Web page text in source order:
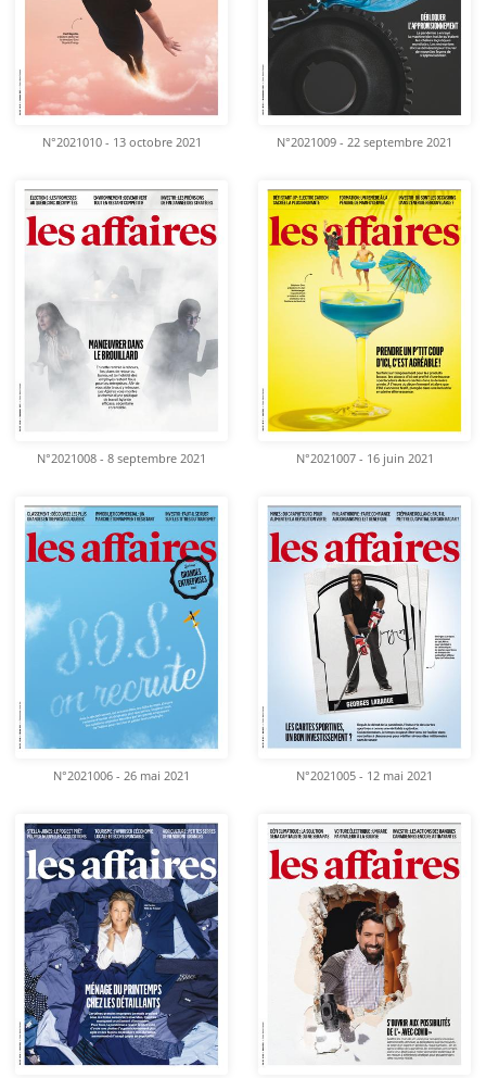
N°2021010 - 13 octobre 2021 N°2021009 - 22 septembre 2021
N°2021008 - 8 septembre 2021 N°2021007 - 16 juin 2021
N°2021006 - 26 mai 2021 N°2021005 - 12 mai 2021